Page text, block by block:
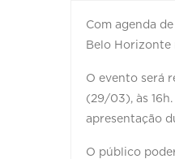
Com agenda
Belo Horizonte
O evento será
(29/03), às
apresentação
O público